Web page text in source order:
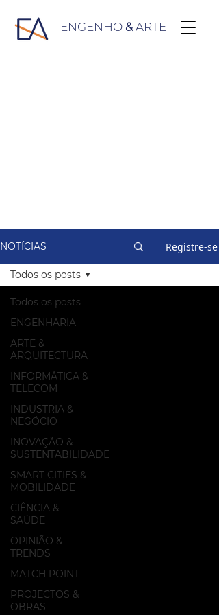
ENGENHO &ARTE
NOTÍCIAS Registre-se
Todos os posts
ENGENHARIA
ARTE &
ARQUITECTURA
INFORMÁTICA &
TELECOM
INDUSTRIA &
NEGÓCIO
INOVAÇÃO &
SUSTENTABILIDADE
SMART CITIES &
MOBILIDADE
CIÊNCIA &
SAÚDE
OPINIÃO &
TRENDS
MATCH POINT
PROJECTOS &
OBRAS
Todos os posts